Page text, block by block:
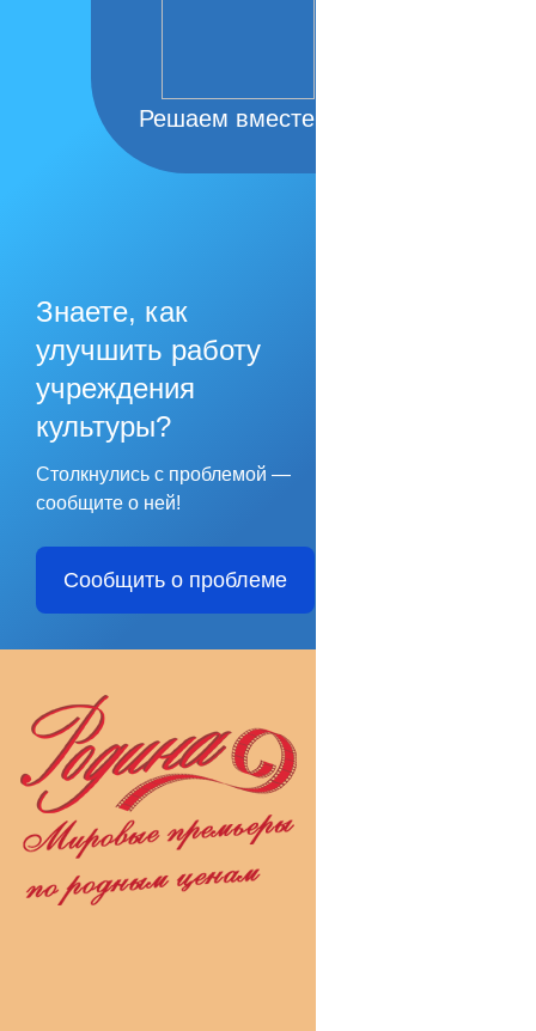
Решаем вместе
Знаете, как
улучшить работу
учреждения
культуры?
Столкнулись с проблемой —
сообщите о ней!
Сообщить о проблеме